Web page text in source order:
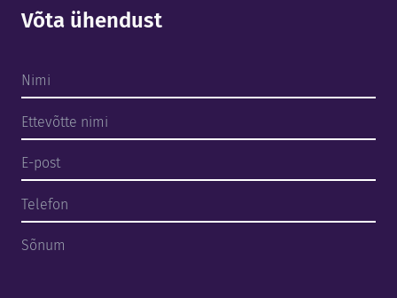
Ettevõttest
Tehtud tööd
Meeskond
Võta ühendust